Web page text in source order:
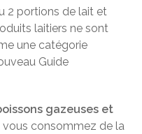
2 portions de lait et
laitiers ne sont
une catégorie
Guide
gazeuses et
vous consommez de la